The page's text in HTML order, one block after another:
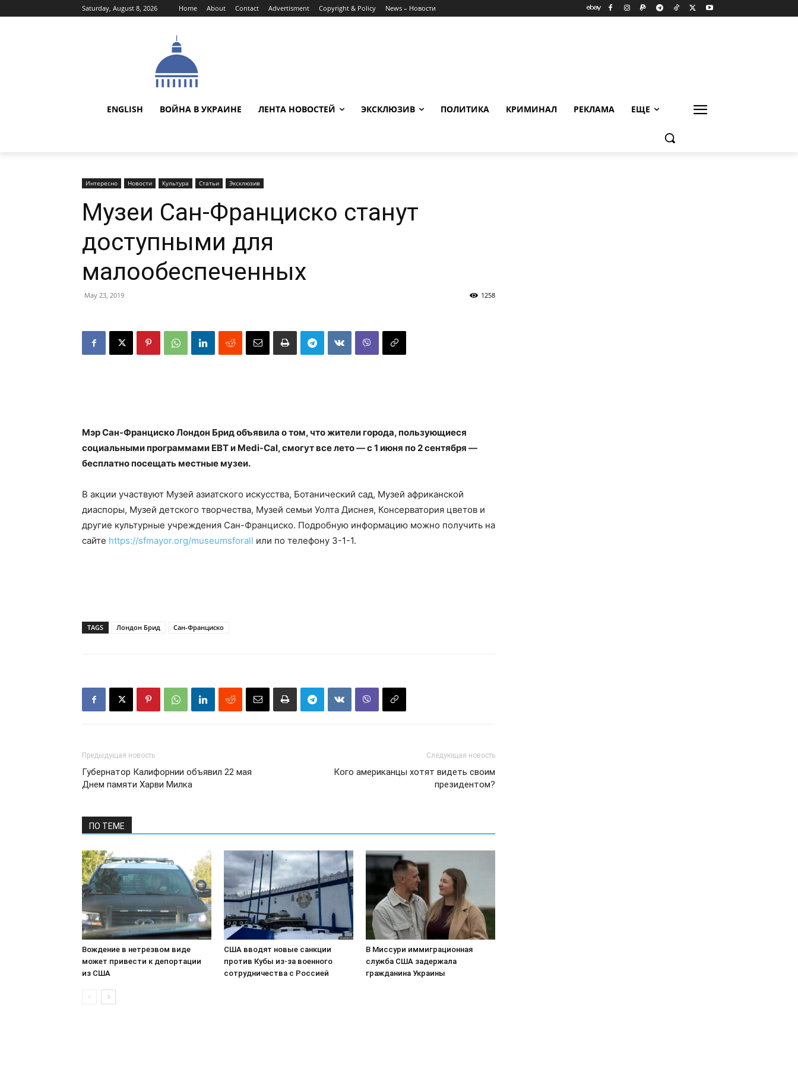
Saturday, August 8, 2026 Home About Contact Advertisment Copyright & Policy News – Новости
ENGLISH ВОЙНА В УКРАИНЕ ЛЕНТА НОВОСТЕЙ ЭКСКЛЮЗИВ ПОЛИТИКА КРИМИНАЛ РЕКЛАМА ЕЩЕ
Интересно Новости Культура Статьи Эксклюзив
Музеи Сан-Франциско станут
доступными для
малообеспеченных
May 23, 2019 1258
Мэр Сан-Франциско Лондон Брид объявила о том, что жители города, пользующиеся
социальными программами EBT и Medi-Cal, смогут все лето — с 1 июня по 2 сентября —
бесплатно посещать местные музеи.
В акции участвуют Музей азиатского искусства, Ботанический сад, Музей африканской
диаспоры, Музей детского творчества, Музей семьи Уолта Диснея, Консерватория цветов и
другие культурные учреждения Сан-Франциско. Подробную информацию можно получить на
сайте https://sfmayor.org/museumsforall или по телефону 3-1-1.
TAGS Лондон Брид Сан-Франциско
Предыдущая новость
Губернатор Калифорнии объявил 22 мая
Днем памяти Харви Милка
Следующая новость
Кого американцы хотят видеть своим
президентом?
ПО ТЕМЕ
Вождение в нетрезвом виде
может привести к депортации
из США
США вводят новые санкции
против Кубы из-за военного
сотрудничества с Россией
В Миссури иммиграционная
служба США задержала
гражданина Украины